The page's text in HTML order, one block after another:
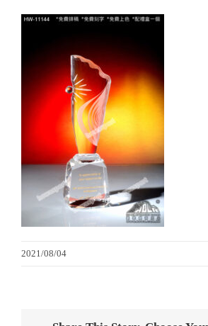
實用系列
水晶獎座
金箔畫
意大利獎盃
旗座/旗桿
2021/08/04